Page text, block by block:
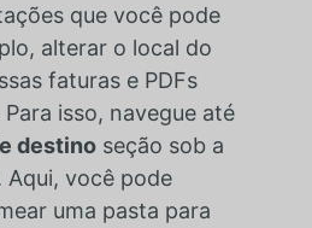
que você pode
alterar o local do
faturas e PDFs
isso, navegue até
destinoseção sob a
você pode
uma pasta para